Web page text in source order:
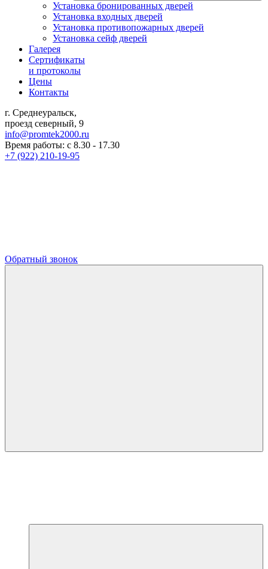
Установка бронированных дверей
Установка входных дверей
Установка противопожарных дверей
Установка сейф дверей
Галерея
Сертификаты
и протоколы
Цены
Контакты
г. Среднеуральск,
проезд северный, 9
info@promtek2000.ru
Время работы: с 8.30 - 17.30
+7 (922) 210-19-95
Обратный звонок